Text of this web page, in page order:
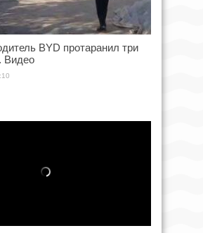
BYD протаранил три
Видео